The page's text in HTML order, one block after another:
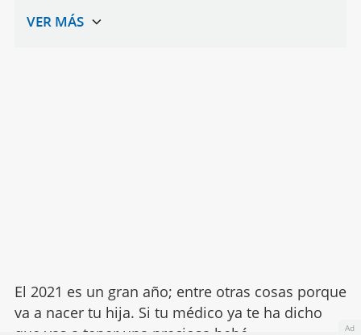
El 2021 es un gran año; entre otras cosas porque
va a nacer tu hija. Si tu médico ya te ha dicho
Ad